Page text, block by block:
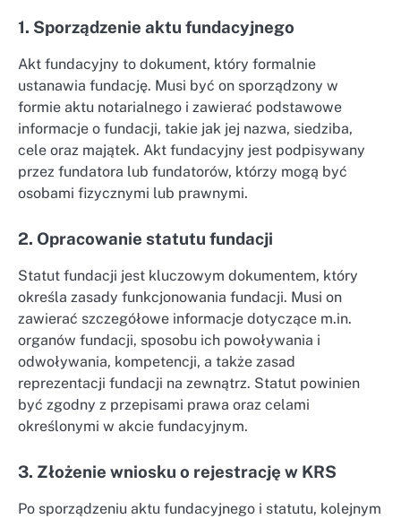
1. Sporządzenie aktu fundacyjnego
Akt fundacyjny to dokument, który formalnie
ustanawia fundację. Musi być on sporządzony w
formie aktu notarialnego i zawierać podstawowe
informacje o fundacji, takie jak jej nazwa, siedziba,
cele oraz majątek. Akt fundacyjny jest podpisywany
przez fundatora lub fundatorów, którzy mogą być
osobami fizycznymi lub prawnymi.
2. Opracowanie statutu fundacji
Statut fundacji jest kluczowym dokumentem, który
określa zasady funkcjonowania fundacji. Musi on
zawierać szczegółowe informacje dotyczące m.in.
organów fundacji, sposobu ich powoływania i
odwoływania, kompetencji, a także zasad
reprezentacji fundacji na zewnątrz. Statut powinien
być zgodny z przepisami prawa oraz celami
określonymi w akcie fundacyjnym.
3. Złożenie wniosku o rejestrację w KRS
Po sporządzeniu aktu fundacyjnego i statutu, kolejnym